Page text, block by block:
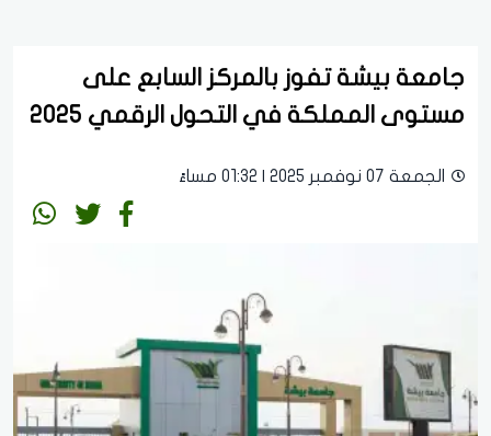
جامعة بيشة تفوز بالمركز السابع على
مستوى المملكة في التحول الرقمي 2025
الجمعة 07 نوفمبر 2025 | 01:32 مساءً